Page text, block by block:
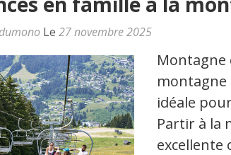
Le 27 novembre 2025
Montagne
montagne
idéale
Partir à la
excellente